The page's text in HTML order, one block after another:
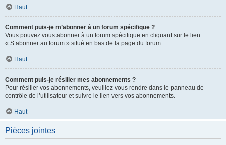
Haut
Comment puis-je m’abonner à un forum spécifique ?
Vous pouvez vous abonner à un forum spécifique en cliquant sur le lien
« S’abonner au forum » situé en bas de la page du forum.
Haut
Comment puis-je résilier mes abonnements ?
Pour résilier vos abonnements, veuillez vous rendre dans le panneau de
contrôle de l’utilisateur et suivre le lien vers vos abonnements.
Haut
Pièces jointes